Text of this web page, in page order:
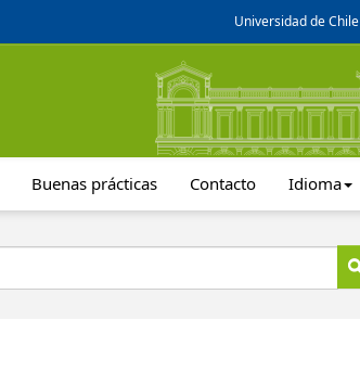
Universidad de Chile
Buenas prácticas Contacto Idioma